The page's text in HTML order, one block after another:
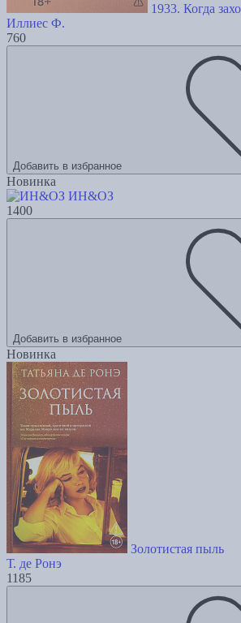
1933. Когда
Иллиес Ф.
760
Добавить в избранное
Новинка
ИН&ОЗ
1400
Добавить в избранное
Новинка
Золотистая пыль
Т. де Ронэ
1185